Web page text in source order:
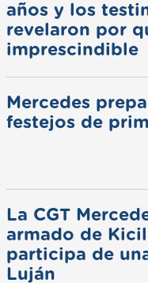
años y los
revelaron por
imprescindible
Mercedes
festejos de
La CGT
armado de
participa de
Luján